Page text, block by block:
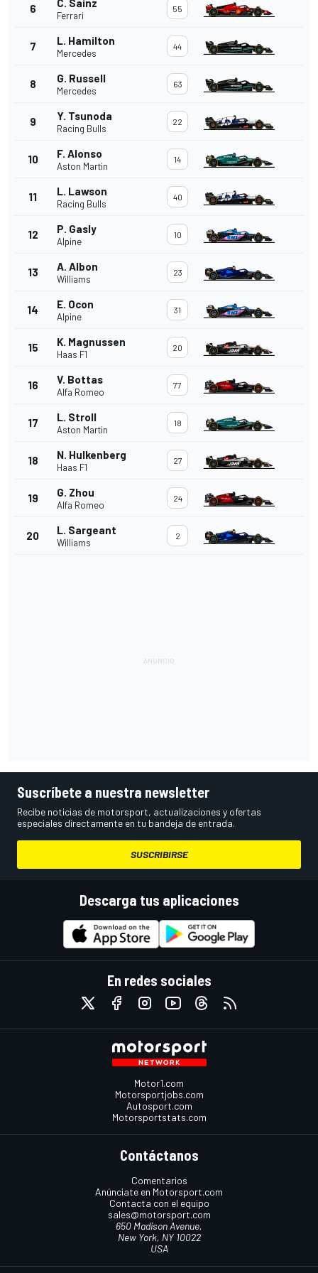
6 C. Sainz
Ferrari
55
7 L. Hamilton
Mercedes
44
8 G. Russell
Mercedes
63
9 Y. Tsunoda
Racing Bulls
22
10 F. Alonso
Aston Martin
14
11 L. Lawson
Racing Bulls
40
12 P. Gasly
Alpine
10
13 A. Albon
Williams
23
14 E. Ocon
Alpine
31
15 K. Magnussen
Haas F1
20
16 V. Bottas
Alfa Romeo
77
17 L. Stroll
Aston Martin
18
18 N. Hulkenberg
Haas F1
27
19 G. Zhou
Alfa Romeo
24
20 L. Sargeant
Williams
2
Suscríbete a nuestra newsletter
Recibe noticias de motorsport, actualizaciones y ofertas
especiales directamente en tu bandeja de entrada.
SUSCRIBIRSE
Descarga tus aplicaciones
En redes sociales
Motor1.com
Motorsportjobs.com
Autosport.com
Motorsportstats.com
Contáctanos
Comentarios
Anúnciate en Motorsport.com
Contacta con el equipo
sales@motorsport.com
650 Madison Avenue,
New York, NY 10022
USA